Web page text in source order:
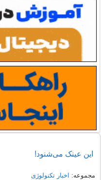
این عینک می‌شنود!
مجموعه: اخبار تکنولوژی